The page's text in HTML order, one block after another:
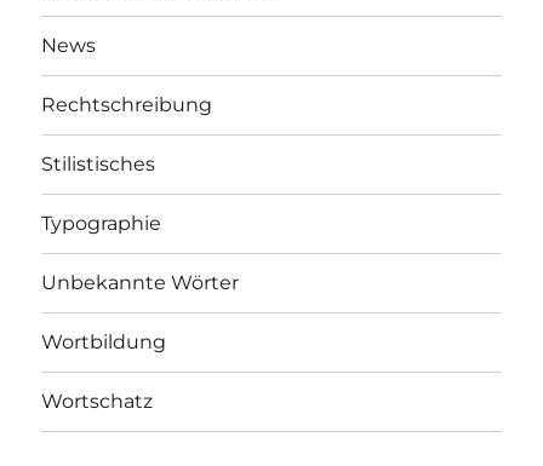
News
Rechtschreibung
Stilistisches
Typographie
Unbekannte Wörter
Wortbildung
Wortschatz